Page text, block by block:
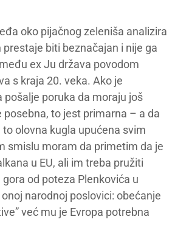
oko pijačnog zeleniša analizira
biti beznačajan i nije ga
ex Ju država povodom
s kraja 20. veka. Ako je
poruka da moraju još
to jest primarna – a da
olovna kugla upućena svim
smislu moram da primetim da je
u EU, ali im treba pružiti
od poteza Plenkovića u
narodnoj poslovici: obećanje
već mu je Evropa potrebna